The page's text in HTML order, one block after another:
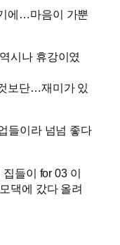
에…마음이 가뿐
시나 휴강이였
보단…재미가 있
들이라 넘넘 좋다
들이 for 03 이
댁에 갔다 올려